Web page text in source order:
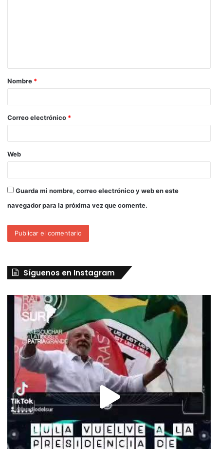
Nombre *
Correo electrónico *
Web
Guarda mi nombre, correo electrónico y web en este
navegador para la próxima vez que comente.
Síguenos en Instagram